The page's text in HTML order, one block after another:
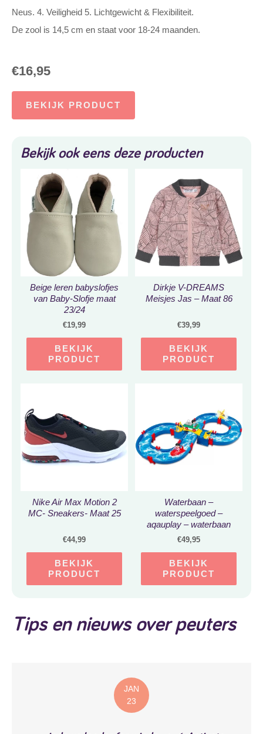
Neus. 4. Veiligheid 5. Lichtgewicht & Flexibiliteit.
De zool is 14,5 cm en staat voor 18-24 maanden.
€16,95
BEKIJK PRODUCT
Bekijk ook eens deze producten
Beige leren babyslofjes
van Baby-Slofje maat
23/24
€19,99
BEKIJK
PRODUCT
Dirkje V-DREAMS
Meisjes Jas – Maat 86
€39,99
BEKIJK
PRODUCT
Nike Air Max Motion 2
MC- Sneakers- Maat 25
€44,99
BEKIJK
PRODUCT
Waterbaan –
waterspeelgoed –
aqauplay – waterbaan
aqauplay – waterbaan
waterspeelgoed kinderen
/ buiten – 50 delig
€49,95
BEKIJK
PRODUCT
Tips en nieuws over peuters
JAN
23